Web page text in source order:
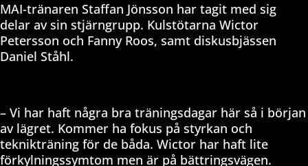
MAI-tränaren Staffan Jönsson har tagit med sig
delar av sin stjärngrupp. Kulstötarna Wictor
Petersson och Fanny Roos, samt diskusbjässen
Daniel Ståhl.
– Vi har haft några bra träningsdagar här så i början
av lägret. Kommer ha fokus på styrkan och
teknikträning för de båda. Wictor har haft lite
förkylningssymtom men är på bättringsvägen.